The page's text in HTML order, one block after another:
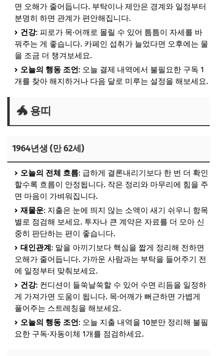
면 오해가 줄어듭니다. 부탁이나 제안은 경계와 일정부터
분명히 하면 관계가 편안해집니다.
건강: 피로가 목·어깨로 몰릴 수 있어 틈틈이 자세를 바
꿔주는 게 좋습니다. 카페인 섭취가 늘었다면 오후에는 물
을 조금 더 챙겨보세요.
오늘의 행동 조언: 오늘 결제 내역에서 불필요한 구독 1
개를 찾아 해지하거나 다음 달로 미루는 설정을 해보세요.
🐲 용띠
1964년생 (만 62세)
오늘의 전체 흐름: 급하게 결론내리기보다 한 번 더 확인
할수록 흐름이 안정됩니다. 작은 정리와 마무리에 힘을 주
면 마음이 가벼워집니다.
재물운: 지출은 눈에 띄지 않는 소액이 새기 쉬우니 항목
별로 점검해 보세요. 투자나 큰 계약은 자료를 더 모아 신
중히 판단하는 편이 좋습니다.
대인관계: 말을 아끼기보다 핵심을 짧게 정리해 전하면
오해가 줄어듭니다. 가까운 사람과는 부탁을 들어주기 전
에 일정부터 맞춰보세요.
건강: 컨디션이 들쑥날쑥할 수 있어 수면 리듬을 일정하
게 가져가면 도움이 됩니다. 목·어깨가 뻐근하면 가볍게
풀어주는 스트레칭을 해보세요.
오늘의 행동 조언: 오늘 지출 내역을 10분만 정리해 불필
요한 구독·자동이체 1개를 점검하세요.